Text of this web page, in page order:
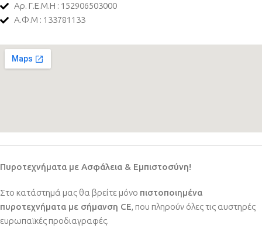
Αρ. Γ.Ε.Μ.Η : 152906503000
Α.Φ.Μ : 133781133
Πυροτεχνήματα με Ασφάλεια & Εμπιστοσύνη!
Στο κατάστημά μας θα βρείτε μόνο πιστοποιημένα
πυροτεχνήματα με σήμανση CE, που πληρούν όλες τις αυστηρές
ευρωπαϊκές προδιαγραφές.